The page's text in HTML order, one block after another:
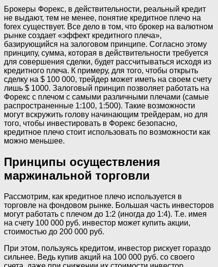
Брокеры Форекс, в действительности, реальный кредит
не выдают, тем не менее, понятие кредитное плечо на
forex существует. Все дело в том, что брокер на валютном
рынке создает «эффект кредитного плеча»,
базирующийся на залоговом принципе. Согласно этому
принципу, сумма, которая в действительности требуется
для совершения сделки, будет рассчитываться исходя из
кредитного плеча. К примеру, для того, чтобы открыть
сделку на $ 100 000, трейдер может иметь на своем счету
лишь $ 1000. Залоговый принцип позволяет работать на
Форекс с плечом с самыми различными плечами (самые
распространенные 1:100, 1:500). Такие возможности
могут вскружить голову начинающим трейдерам, но для
того, чтобы инвестировать в Форекс безопасно,
кредитное плечо стоит использовать по возможности как
можно меньшее.
Принципы осуществления
маржинальной торговли
Рассмотрим, как кредитное плечо используется в
торговле на фондовом рынке. Большая часть инвесторов
могут работать с плечом до 1:2 (иногда до 1:4). Т.е. имея
на счету 100 000 руб. инвестор может купить акции,
стоимостью до 200 000 руб.
При этом, пользуясь кредитом, инвестор рискует гораздо
сильнее. Ведь купив акций на 100 000 руб. со своего